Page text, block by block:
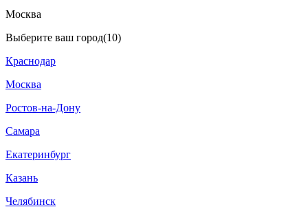
Москва
Выберите ваш город(10)
Краснодар
Москва
Ростов-на-Дону
Самара
Екатеринбург
Казань
Челябинск